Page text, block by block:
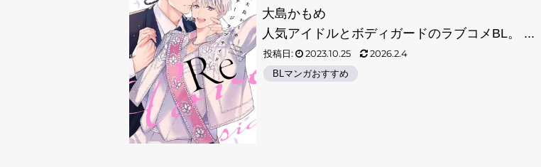
大島かもめ
人気アイドルとボディガードのラブコメBL。 ...
投稿日: 2023.10.25
2026.2.4
BLマンガおすすめ